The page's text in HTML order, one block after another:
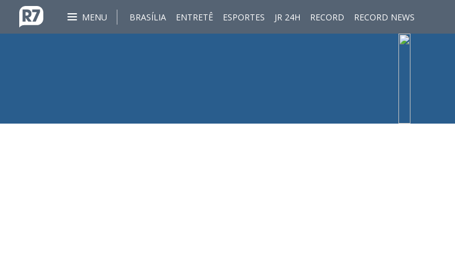
MENU BRASÍLIA ENTRETÊ ESPORTES JR 24H RECORD RECORD NEWS